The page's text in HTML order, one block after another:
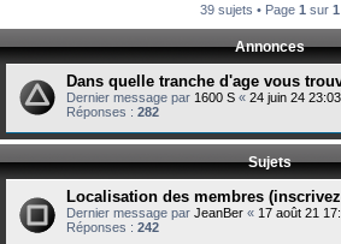
39 sujets • Page 1 sur 1
Annonces
Dans quelle tranche d'age vous
Dernier message par 1600 S « 24 juin 24 23:03
Réponses : 282
Sujets
Localisation des membres
Dernier message par JeanBer « 17 août 21
Réponses : 242